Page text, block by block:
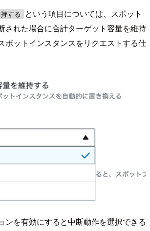
する
という項目については、スポット
された場合に合計ターゲット容量を維持
ポットインスタンスをリクエストする仕
ンを有効にすると中断動作を選択できる